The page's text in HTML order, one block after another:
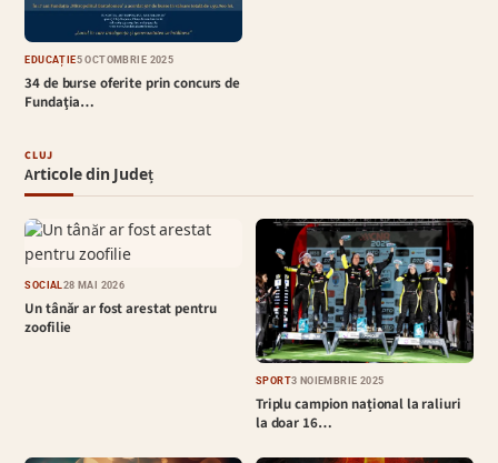
EDUCAȚIE5 OCTOMBRIE 2025
34 de burse oferite prin concurs de
Fundaţia…
CLUJ
Articole din Județ
SOCIAL 28 MAI 2026
Un tânăr ar fost arestat pentru
zoofilie
SPORT3 NOIEMBRIE 2025
Triplu campion național la raliuri
la doar 16…